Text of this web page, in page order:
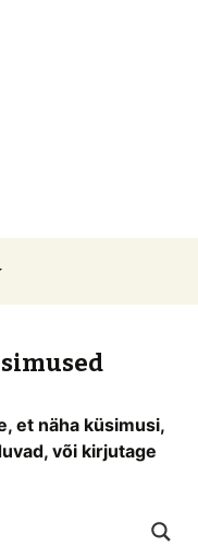
juurde
et näha küsimusi,
või kirjutage